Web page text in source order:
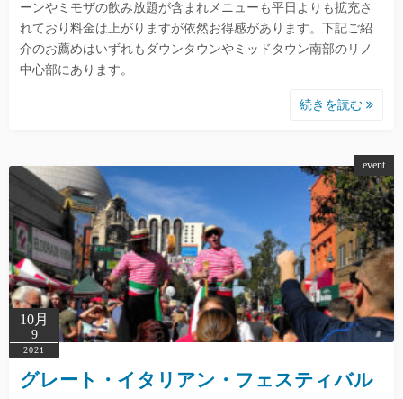
ーンやミモザの飲み放題が含まれメニューも平日よりも拡充さ
れており料金は上がりますが依然お得感があります。下記ご紹
介のお薦めはいずれもダウンタウンやミッドタウン南部のリノ
中心部にあります。
続きを読む
event
10月
9
2021
グレート・イタリアン・フェスティバル